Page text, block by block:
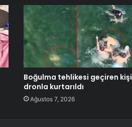
Boğulma tehlikesi geçiren kişi
dronla kurtarıldı
Ağustos 7, 2026